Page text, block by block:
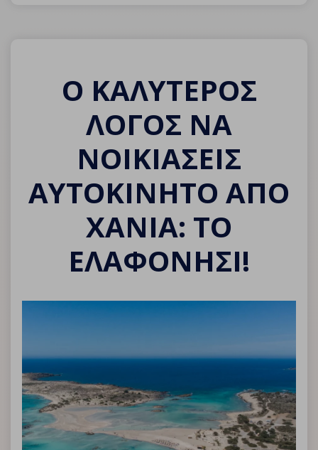
Ο ΚΑΛΥΤΕΡΟΣ
ΛΟΓΟΣ ΝΑ
ΝΟΙΚΙΑΣΕΙΣ
ΑΥΤΟΚΙΝΗΤΟ ΑΠΟ
ΧΑΝΙΑ: ΤΟ
ΕΛΑΦΟΝΗΣΙ!